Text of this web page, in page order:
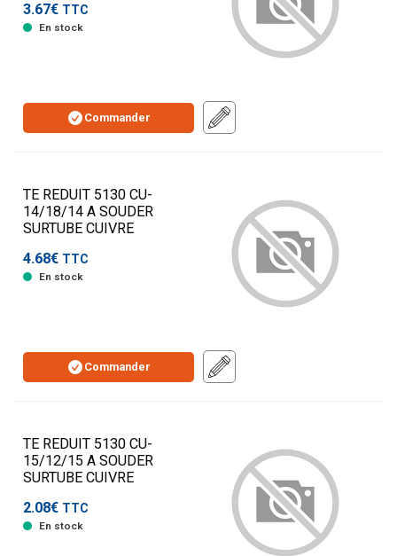
3.67€ TTC
En stock
Commander
TE REDUIT 5130 CU-
14/18/14 A SOUDER
SURTUBE CUIVRE
4.68€ TTC
En stock
Commander
TE REDUIT 5130 CU-
15/12/15 A SOUDER
SURTUBE CUIVRE
2.08€ TTC
En stock